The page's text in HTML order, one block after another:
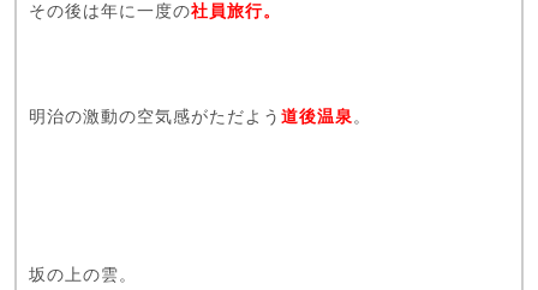
その後は年に一度の社員旅行。
明治の激動の空気感がただよう 道後温泉 。
坂の上の雲。